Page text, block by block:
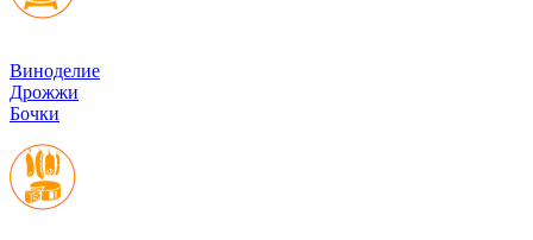
Виноделие
Дрожжи
Бочки